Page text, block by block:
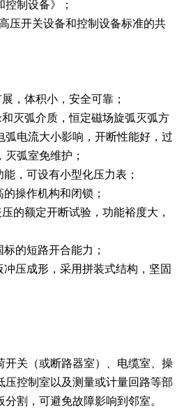
制设备》；
压开关设备和控制设备标准的共
，体积小，安全可靠；
灭弧介质，恒定磁场旋弧灭弧方
弧电流大小影响，开断性能好，过
弧室免维护；
，可设有小型化压力表；
操作机构和闭锁；
的额定开断试验，功能裕度大，
的短路开合能力；
压成形，采用拼装式结构，坚固
开关（或断路器室）、电缆室、操
压控制室以及测量或计量回路等部
割，可避免故障影响到邻室。